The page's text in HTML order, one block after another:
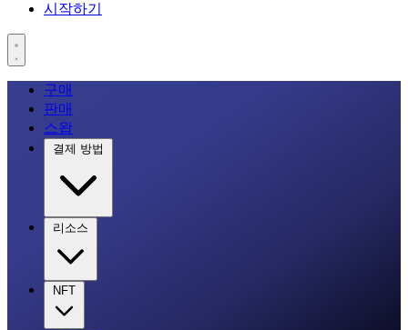
시작하기
구매
판매
스왑
결제 방법
리소스
NFT